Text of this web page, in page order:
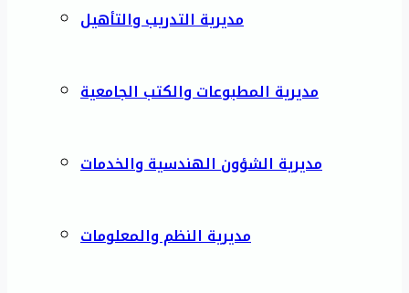
مديرية التدريب والتأهيل
مديرية المطبوعات والكتب الجامعية
مديرية الشؤون الهندسية والخدمات
مديرية النظم والمعلومات